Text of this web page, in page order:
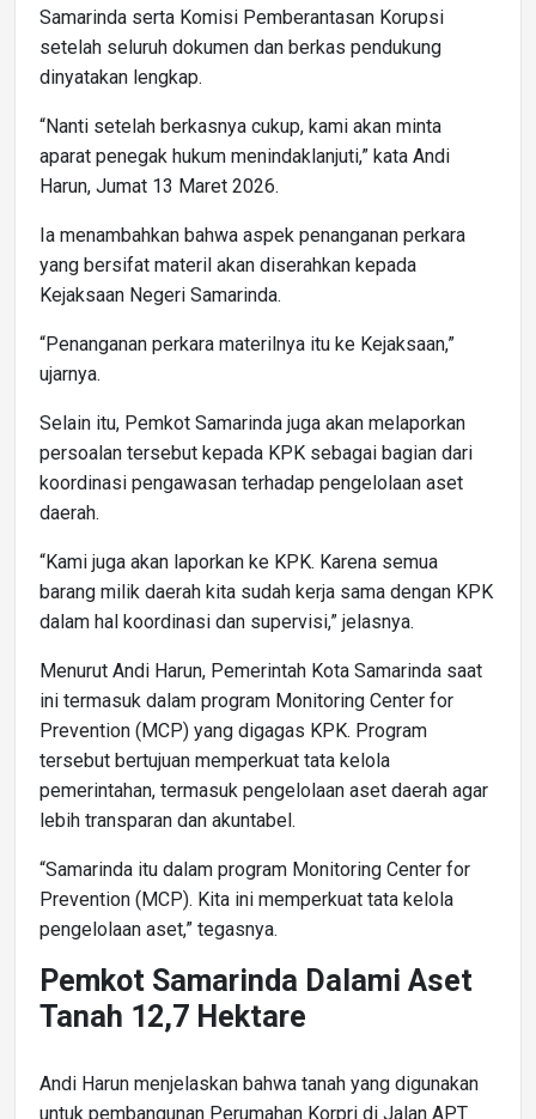
Samarinda serta Komisi Pemberantasan Korupsi
setelah seluruh dokumen dan berkas pendukung
dinyatakan lengkap.
“Nanti setelah berkasnya cukup, kami akan minta
aparat penegak hukum menindaklanjuti,” kata Andi
Harun, Jumat 13 Maret 2026.
Ia menambahkan bahwa aspek penanganan perkara
yang bersifat materil akan diserahkan kepada
Kejaksaan Negeri Samarinda.
“Penanganan perkara materilnya itu ke Kejaksaan,”
ujarnya.
Selain itu, Pemkot Samarinda juga akan melaporkan
persoalan tersebut kepada KPK sebagai bagian dari
koordinasi pengawasan terhadap pengelolaan aset
daerah.
“Kami juga akan laporkan ke KPK. Karena semua
barang milik daerah kita sudah kerja sama dengan KPK
dalam hal koordinasi dan supervisi,” jelasnya.
Menurut Andi Harun, Pemerintah Kota Samarinda saat
ini termasuk dalam program Monitoring Center for
Prevention (MCP) yang digagas KPK. Program
tersebut bertujuan memperkuat tata kelola
pemerintahan, termasuk pengelolaan aset daerah agar
lebih transparan dan akuntabel.
“Samarinda itu dalam program Monitoring Center for
Prevention (MCP). Kita ini memperkuat tata kelola
pengelolaan aset,” tegasnya.
Pemkot Samarinda Dalami Aset
Tanah 12,7 Hektare
Andi Harun menjelaskan bahwa tanah yang digunakan
untuk pembangunan Perumahan Korpri di Jalan APT